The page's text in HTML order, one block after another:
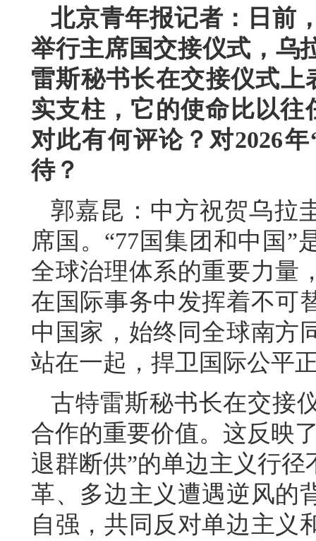
北京青年报记者：日前
举行主席国交接仪式，乌
雷斯秘书长在交接仪式上
实支柱，它的使命比以
对此有何评论？对2026
待？
郭嘉昆：中方祝贺乌拉
席国。“77国集团和中国”
全球治理体系的重要力量
在国际事务中发挥着不可
中国家，始终同全球南方
站在一起，捍卫国际公平
古特雷斯秘书长在交接
合作的重要价值。这反映
退群断供”的单边主义行
革、多边主义遭遇逆风的
自强，共同反对单边主义